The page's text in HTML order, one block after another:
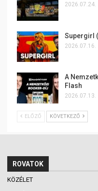
2026.07.24.
Supergirl
2026.07.16.
A
Flash
2026.07.13.
ELŐZŐ KÖVETKEZŐ
ROVATOK
KÖZÉLET